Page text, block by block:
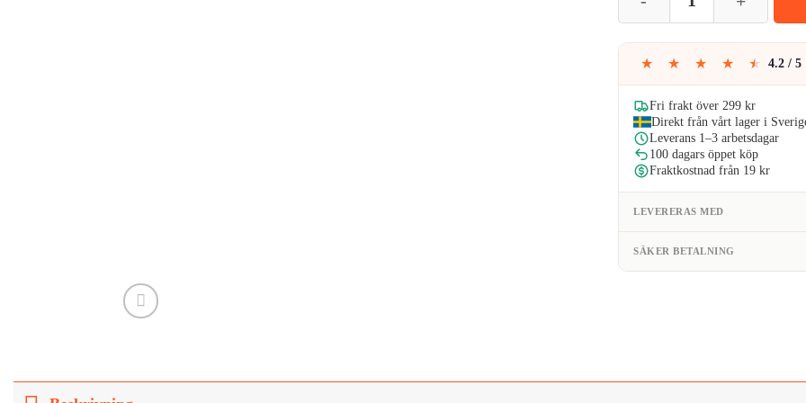
var:
129kr.
★ ★ ★ ★ ★ 4.2 / 5
Fri frakt över 299 kr
Direkt från vårt lager i
Leverans 1–3 arbetsdagar
100 dagars öppet köp
Fraktkostnad från 19 kr
LEVERERAS MED
SÄKER BETALNING